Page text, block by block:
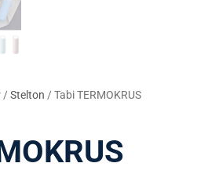
/Stelton / Tabi TERMOKRUS